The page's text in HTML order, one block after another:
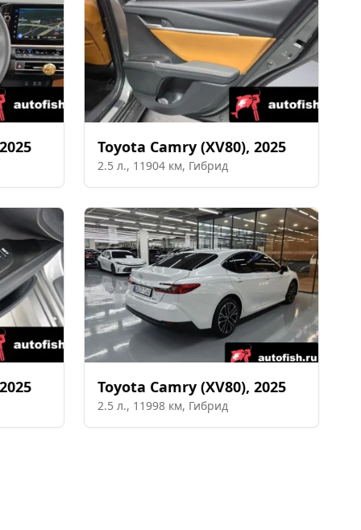
2025 Toyota Camry (XV80), 2025
2.5 л., 11904 км, Гибрид
2025 Toyota Camry (XV80), 2025
2.5 л., 11998 км, Гибрид